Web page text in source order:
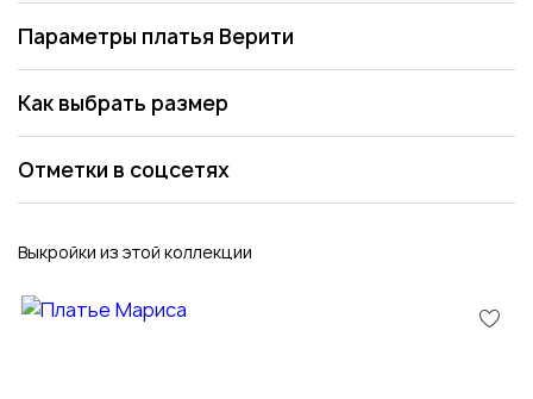
Параметры платья Верити
Как выбрать размер
Отметки в соцсетях
Выкройки из этой коллекции